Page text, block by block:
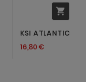

KSI ATLANTIC
16,80 €